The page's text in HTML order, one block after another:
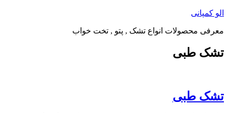
پرش
محتوا
الو کمپانی
معرفی محصولات انواع تشک , پتو , تخت خواب
تشک طبی
تشک طبی